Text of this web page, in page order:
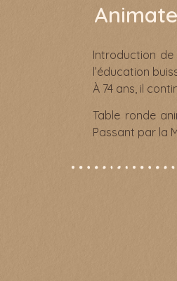
Introduction
l’éducation
À 74 ans, il
Table ronde
Passant par la